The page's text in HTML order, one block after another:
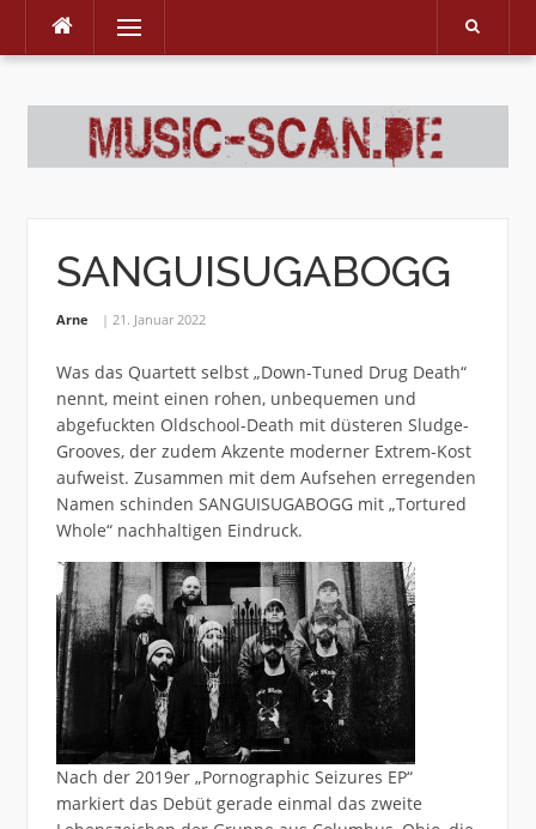
Skip
Menu
SANGUISUGABOGG
Arne 21. Januar 2022
Was das Quartett selbst „Down-Tuned Drug Death“
nennt, meint einen rohen, unbequemen und
abgefuckten Oldschool-Death mit düsteren Sludge-
Grooves, der zudem Akzente moderner Extrem-Kost
aufweist. Zusammen mit dem Aufsehen erregenden
Namen schinden SANGUISUGABOGG mit „Tortured
Whole“ nachhaltigen Eindruck.
Nach der 2019er „Pornographic Seizures EP“
markiert das Debüt gerade einmal das zweite